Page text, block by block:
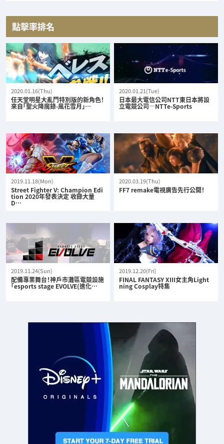
點擊率排名
2020.01.16(Thu)
任天堂明星大亂鬥特別版的新角色！
來自「聖火降魔錄-風花雪月」…
2020.01.21(Tue)
日本最大電信公司NTT東日本將設
立電競公司—NTTe-Sports
2019.11.18(Mon)
Street Fighter V: Champion Edi
tion 2020年發表決定 收錄大量
D…
2020.03.19(Thu)
FF7 remake電視廣告先行公開！
2019.11.24(Sun)
配備專業舞台！神戶市灘區電競設施
「esports stage EVOLVE(進化…
2019.12.20(Fri)
FINAL FANTASY XIII女主角Light
ning Cosplay特集